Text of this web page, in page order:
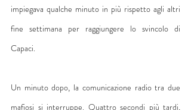
impiegava qualche minuto in più rispetto agli altri
fine settimana per raggiungere lo svincolo di
Capaci.
Un minuto dopo, la comunicazione radio tra due
mafiosi si interruppe. Quattro secondi più tardi,